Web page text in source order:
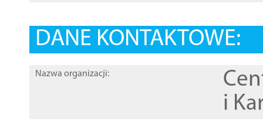
DANE KONTAKTOWE:
Nazwa organizacji:
i